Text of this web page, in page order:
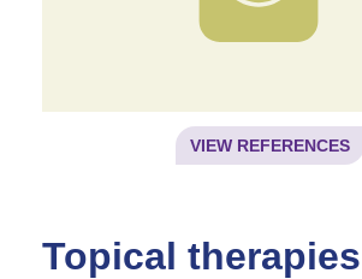
VIEW REFERENCES
Topical therapies